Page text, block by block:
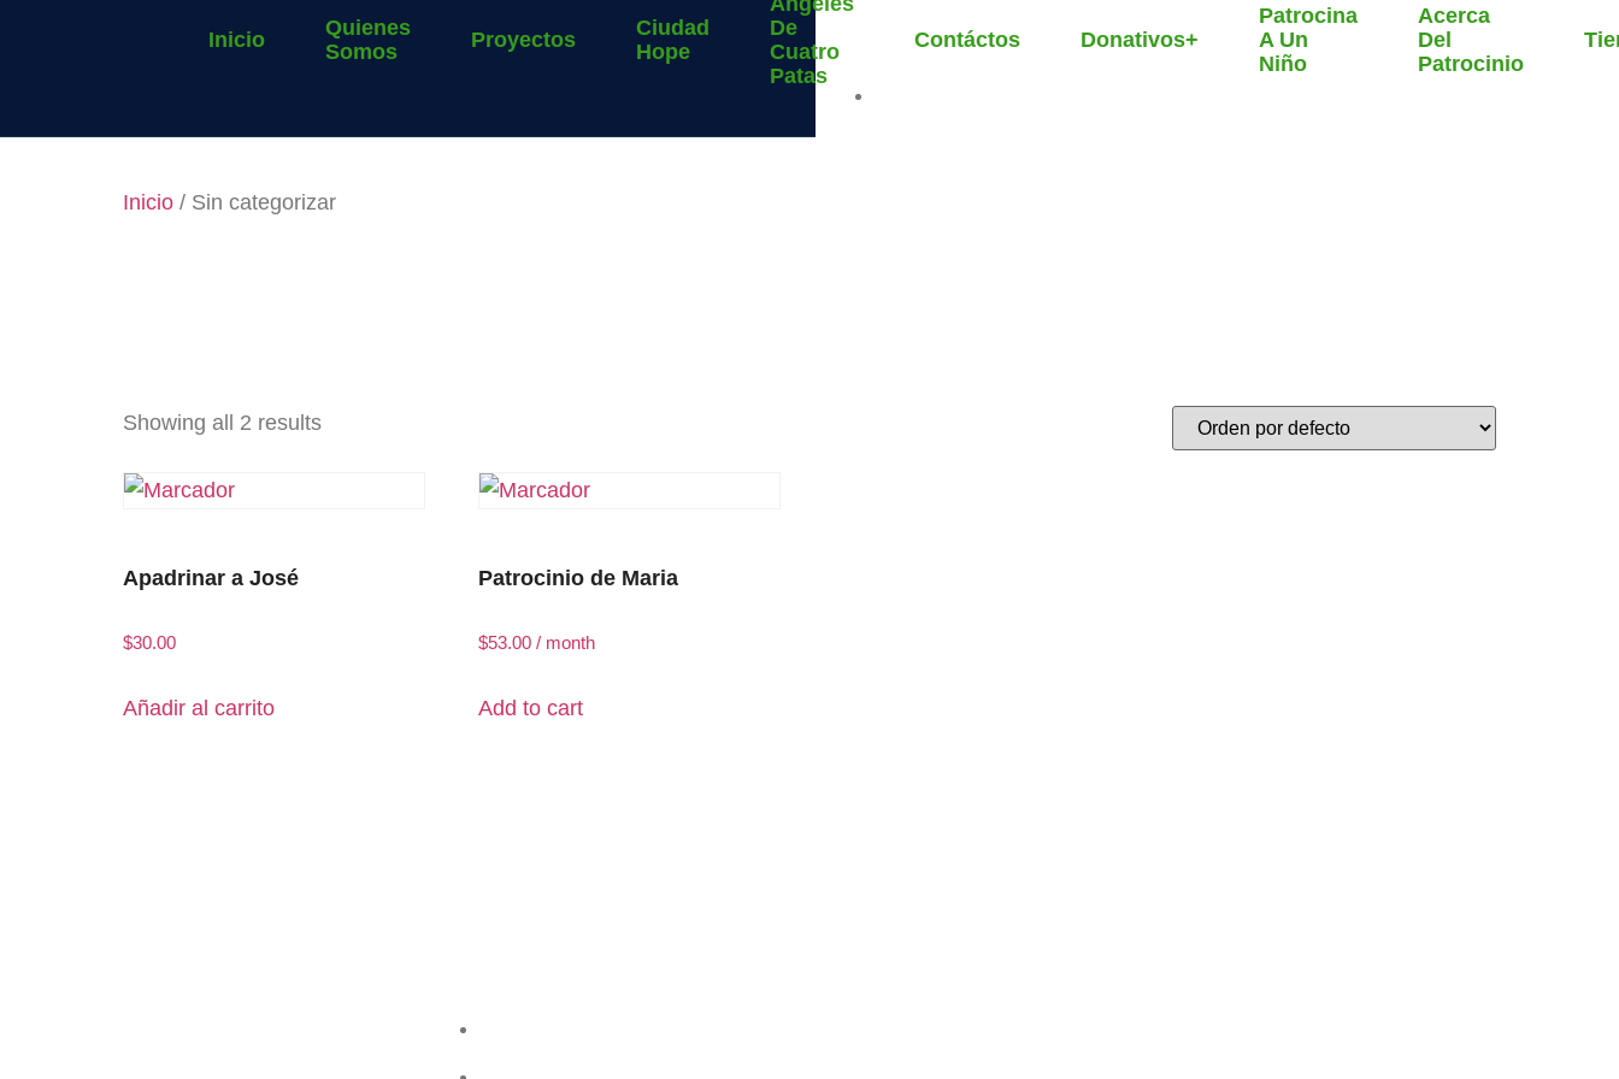
Inicio
Quienes
Somos
Proyectos
Ciudad
Hope
De
Cuatro
Patas
Contáctos Donativos+
Patrocina
A Un
Niño
Acerca
Del
Patrocinio
Inicio / Sin categorizar
Showing all 2 results
Apadrinar a José
$30.00
Añadir al carrito
Patrocinio de Maria
$53.00 / month
Add to cart